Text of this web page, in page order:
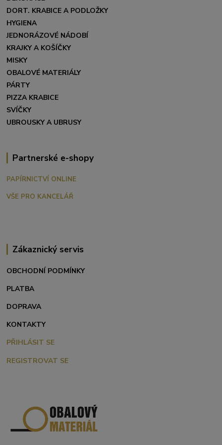
DORT. KRABICE A PODLOŽKY
HYGIENA
JEDNORÁZOVÉ NÁDOBÍ
KRAJKY A KOŠÍČKY
MISKY
OBALOVÉ MATERIÁLY
PÁRTY
PIZZA KRABICE
SVÍČKY
UBROUSKY A UBRUSY
Partnerské e-shopy
PAPÍRNICTVÍ ONLINE
VŠE PRO KANCELÁŘ
Zákaznický servis
OBCHODNÍ PODMÍNKY
PLATBA
DOPRAVA
KONTAKTY
PŘIHLÁSIT SE
REGISTROVAT SE